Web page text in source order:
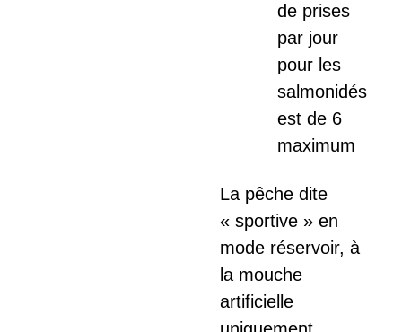
de prises
par jour
pour les
salmonidés
est de 6
maximum
La pêche dite
« sportive » en
mode réservoir, à
la mouche
artificielle